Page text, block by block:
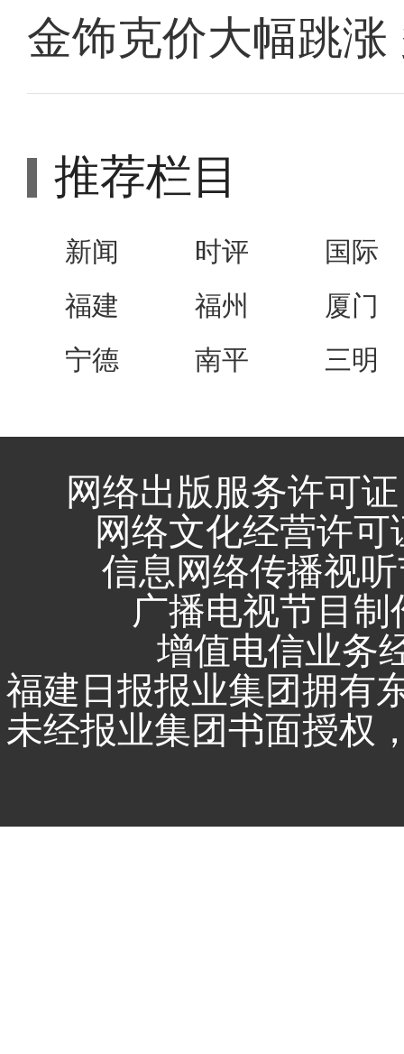
金饰克价大幅跳
推荐栏目
新闻 时评
国际
福建
福州
厦门
宁德
南平 三明
网络出版服务许可
网络文化经营许可
信息网络传播视
广播电视节目
增值电信业务
福建日报报业集团拥有
未经报业集团书面授权